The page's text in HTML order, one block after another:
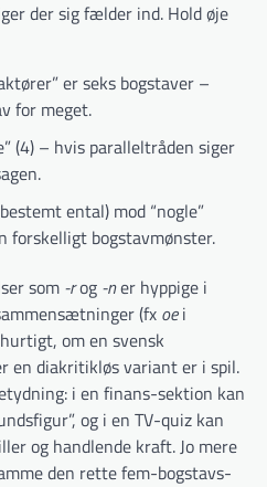
der sig fælder ind. Hold øje
er seks bogstaver –
for meget.
(4) – hvis paralleltråden siger
ental) mod “nogle”
forskelligt bogstavmønster.
som -rog -ner hyppige i
(fx oei
om en svensk
en diakritikløs variant er i spil.
i en finans-sektion kan
og i en TV-quiz kan
og handlende kraft. Jo mere
den rette fem-bogstavs-